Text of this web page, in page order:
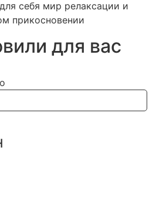
себя мир релаксации и
прикосновении
для вас